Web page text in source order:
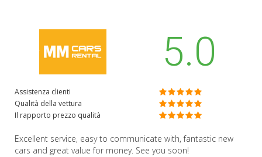
5.0
Assistenza clienti
Qualità della vettura
Il rapporto prezzo qualità
Excellent service, easy to communicate with, fantastic new
cars and great value for money. See you soon!